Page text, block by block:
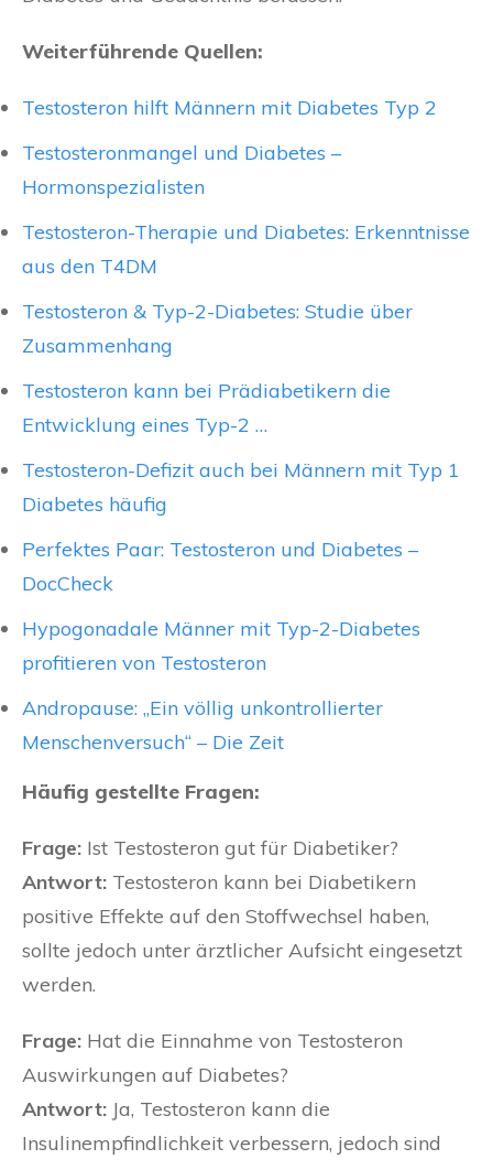
Weiterführende Quellen:
Testosteron hilft Männern mit Diabetes Typ 2
Testosteronmangel und Diabetes –
Hormonspezialisten
Testosteron-Therapie und Diabetes: Erkenntnisse
aus den T4DM
Testosteron & Typ-2-Diabetes: Studie über
Zusammenhang
Testosteron kann bei Prädiabetikern die
Entwicklung eines Typ-2 …
Testosteron-Defizit auch bei Männern mit Typ 1
Diabetes häufig
Perfektes Paar: Testosteron und Diabetes –
DocCheck
Hypogonadale Männer mit Typ-2-Diabetes
profitieren von Testosteron
Andropause: „Ein völlig unkontrollierter
Menschenversuch“ – Die Zeit
Häufig gestellte Fragen:
Frage: Ist Testosteron gut für Diabetiker?
Antwort: Testosteron kann bei Diabetikern
positive Effekte auf den Stoffwechsel haben,
sollte jedoch unter ärztlicher Aufsicht eingesetzt
werden.
Frage: Hat die Einnahme von Testosteron
Auswirkungen auf Diabetes?
Antwort: Ja, Testosteron kann die
Insulinempfindlichkeit verbessern, jedoch sind